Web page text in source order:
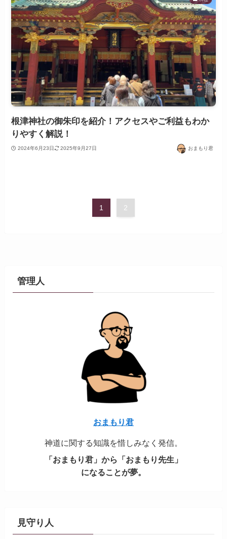
根津神社の御朱印を紹介！アクセスやご利益もわか
りやすく解説！
2024年6月23日 2025年9月27日 おまもり君
1 2
管理人
おまもり君
神道に関する知識を惜しみなく発信。
「おまもり君」から「おまもり先生」
になることが夢。
見守り人